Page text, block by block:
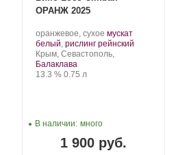
ОРАНЖ 2025
Производитель:
Loco
Cimbali
Winery.
оранжевое, сухое .
Сорт
винограда:
мускат
белый, рислинг рейнский
Регион:
Крым, Севастополь,
Балаклава
Крепость
13.3 %. Объем
0.75 л
1 900 руб.
В наличии: много